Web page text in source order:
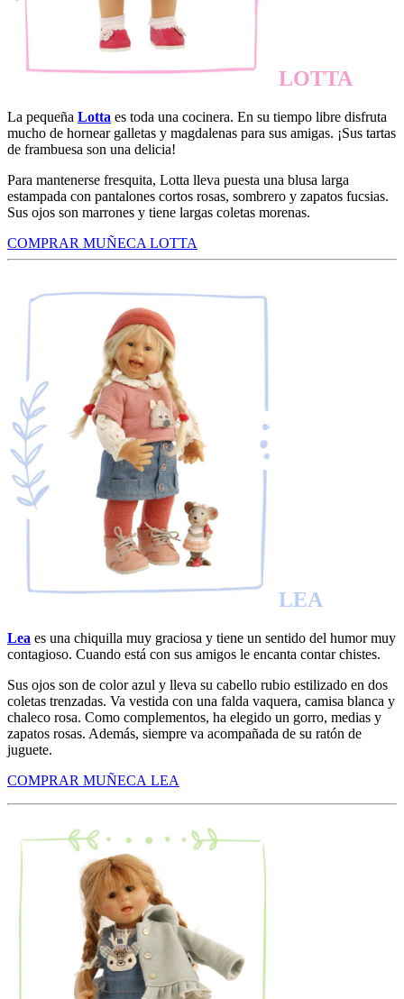
LOTTA
La pequeña Lotta es toda una cocinera. En su tiempo libre disfruta
mucho de hornear galletas y magdalenas para sus amigas. ¡Sus tartas
de frambuesa son una delicia!
Para mantenerse fresquita, Lotta lleva puesta una blusa larga
estampada con pantalones cortos rosas, sombrero y zapatos fucsias.
Sus ojos son marrones y tiene largas coletas morenas.
COMPRAR MUÑECA LOTTA
LEA
Lea es una chiquilla muy graciosa y tiene un sentido del humor muy
contagioso. Cuando está con sus amigos le encanta contar chistes.
Sus ojos son de color azul y lleva su cabello rubio estilizado en dos
coletas trenzadas. Va vestida con una falda vaquera, camisa blanca y
chaleco rosa. Como complementos, ha elegido un gorro, medias y
zapatos rosas. Además, siempre va acompañada de su ratón de
juguete.
COMPRAR MUÑECA LEA